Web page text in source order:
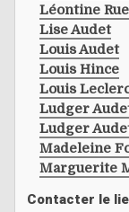
Léontine
Lise Audet
Louis Audet
Louis Hince
Louis
Ludger
Ludger
Madeleine
Marguerite
Contacter le